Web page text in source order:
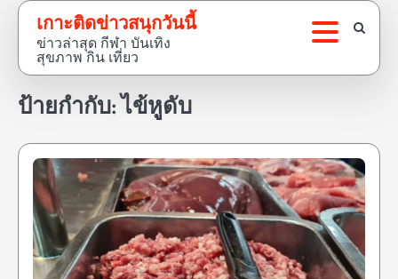
Skip
content
เกาะติดข่าวสนุกวันนี้
ข่าวล่าสุด กีฬา บันเทิง
สุขภาพ กิน เที่ยว
ป้ายกำกับ:ไข้หูดับ